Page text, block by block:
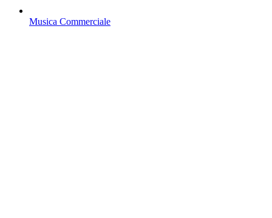
Musica Commerciale